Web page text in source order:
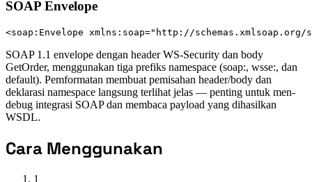
SOAP Envelope
<soap:Envelope xmlns:soap="http://schemas.xmlsoap.org/
SOAP 1.1 envelope dengan header WS-Security dan body
GetOrder, menggunakan tiga prefiks namespace (soap:, wsse:, dan
default). Pemformatan membuat pemisahan header/body dan
deklarasi namespace langsung terlihat jelas — penting untuk men-
debug integrasi SOAP dan membaca payload yang dihasilkan
WSDL.
Cara Menggunakan
1